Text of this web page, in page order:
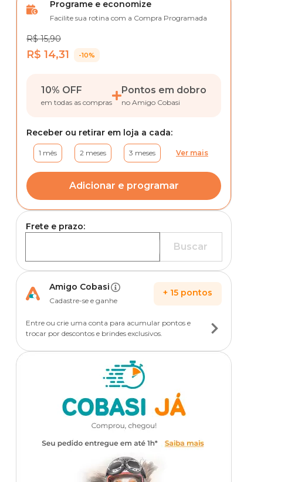
Programe e economize
Facilite sua rotina com a Compra Programada
R$ 15,90
R$ 14,31 -10%
10% OFF
em todas as compras
Pontos em dobro
no Amigo Cobasi
Receber ou retirar em loja a cada:
1 mês 2 meses 3 meses Ver mais
Adicionar e programar
Frete e prazo:
Buscar
Amigo Cobasi
Cadastre-se e ganhe
+ 15 pontos
Entre ou crie uma conta para acumular pontos e
trocar por descontos e brindes exclusivos.